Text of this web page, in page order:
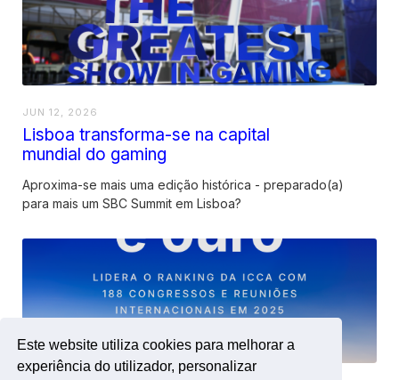
Este website utiliza cookies para melhorar a
experiência do utilizador, personalizar
JUN 12, 2026
Lisboa transforma-se na capital
mundial do gaming
Aproxima-se mais uma edição histórica - preparado(a)
para mais um SBC Summit em Lisboa?